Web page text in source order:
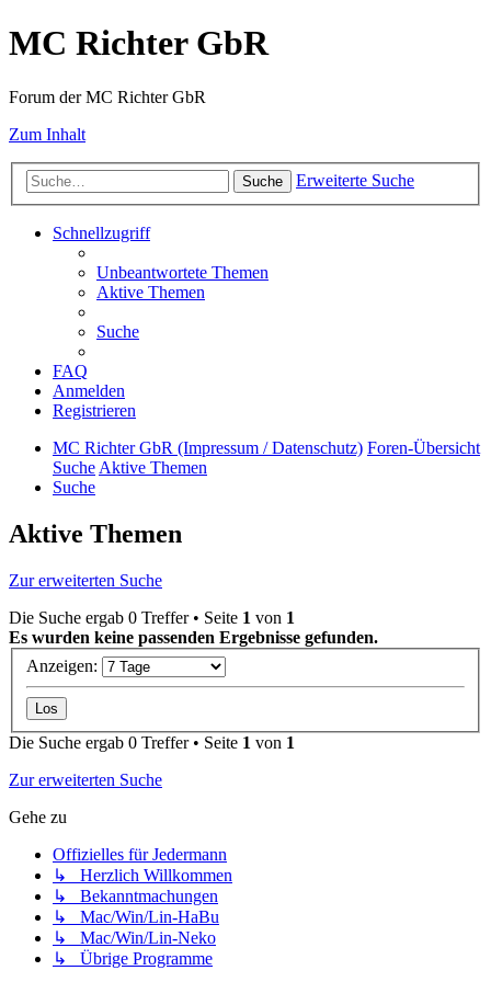
MC Richter GbR
Forum der MC Richter GbR
Zum Inhalt
Suche Erweiterte Suche
Schnellzugriff
Unbeantwortete Themen
Aktive Themen
Suche
FAQ
Anmelden
Registrieren
MC Richter GbR (Impressum / Datenschutz) Foren-Übersicht
SucheAktive Themen
Suche
Aktive Themen
Zur erweiterten Suche
Die Suche ergab 0 Treffer • Seite 1 von 1
Es wurden keine passenden Ergebnisse gefunden.
Anzeigen:
Die Suche ergab 0 Treffer • Seite 1 von 1
Zur erweiterten Suche
Gehe zu
Offizielles für Jedermann
↳ Herzlich Willkommen
↳ Bekanntmachungen
↳ Mac/Win/Lin-HaBu
↳ Mac/Win/Lin-Neko
↳ Übrige Programme